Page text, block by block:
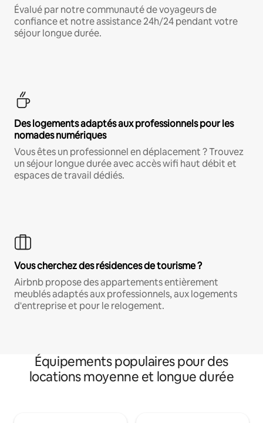
Évalué par notre communauté de voyageurs de
confiance et notre assistance 24h/24 pendant votre
séjour longue durée.
Des logements adaptés aux professionnels pour les
nomades numériques
Vous êtes un professionnel en déplacement ? Trouvez
un séjour longue durée avec accès wifi haut débit et
espaces de travail dédiés.
Vous cherchez des résidences de tourisme ?
Airbnb propose des appartements entièrement
meublés adaptés aux professionnels, aux logements
d'entreprise et pour le relogement.
Équipements populaires pour des
locations moyenne et longue durée